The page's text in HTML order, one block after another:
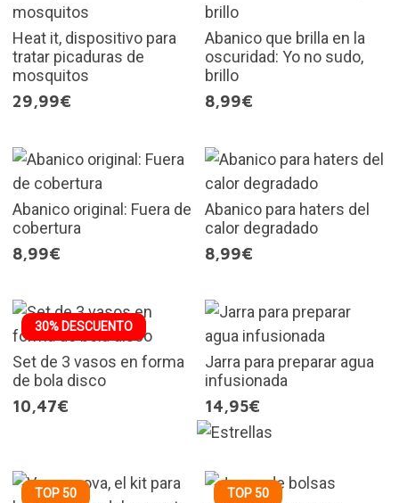
Heat it, dispositivo para
tratar picaduras de
mosquitos
29,99€
Abanico que brilla en la
oscuridad: Yo no sudo,
brillo
8,99€
Abanico original: Fuera de
cobertura
8,99€
Abanico para haters del
calor degradado
8,99€
30% DESCUENTO
Set de 3 vasos en forma
de bola disco
10,47€
Jarra para preparar agua
infusionada
14,95€
TOP 50 TOP 50